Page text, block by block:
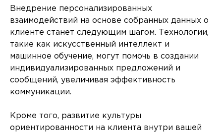
Внедрение персонализированных
взаимодействий на основе собранных данных о
клиенте станет следующим шагом. Технологии,
такие как искусственный интеллект и
машинное обучение, могут помочь в создании
индивидуализированных предложений и
сообщений, увеличивая эффективность
коммуникации.
Кроме того, развитие культуры
ориентированности на клиента внутри вашей